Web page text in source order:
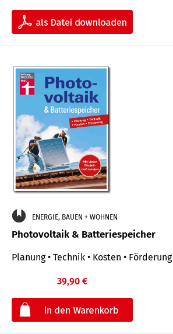
ENERGIE, BAUEN + WOHNEN
Photovoltaik & Batteriespeicher
Planung • Technik • Kosten • Förderung
39,90 €